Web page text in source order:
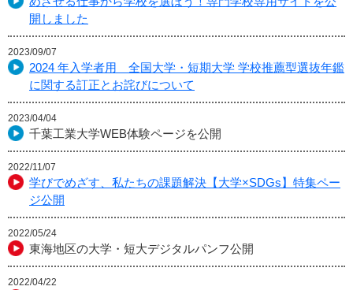
開しました
2023/09/07
2024 年入学者用 全国大学・短期大学 学校推薦型選抜年鑑
に関する訂正とお詫びについて
2023/04/04
千葉工業大学WEB体験ページを公開
2022/11/07
学びでめざす、私たちの課題解決【大学×SDGs】特集ペー
ジ公開
2022/05/24
東海地区の大学・短大デジタルパンフ公開
2022/04/22